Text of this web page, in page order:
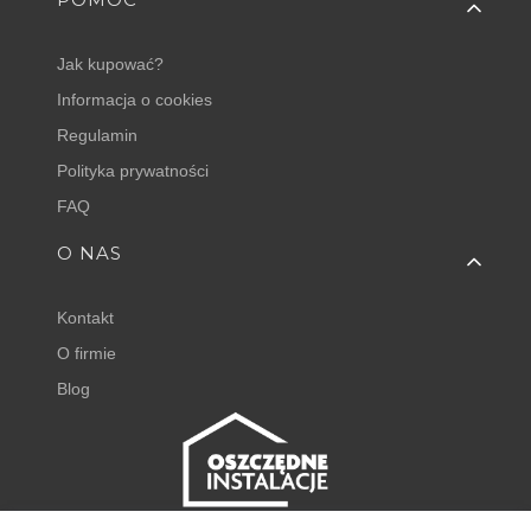
Jak kupować?
Informacja o cookies
Regulamin
Polityka prywatności
FAQ
O NAS
Kontakt
O firmie
Blog